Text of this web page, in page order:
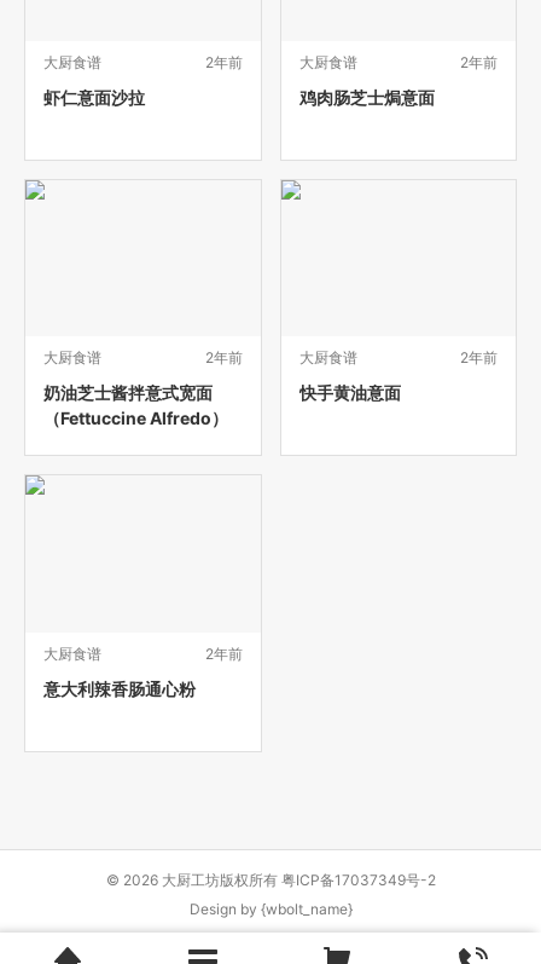
大厨食谱 2年前
虾仁意面沙拉
大厨食谱 2年前
鸡肉肠芝士焗意面
大厨食谱 2年前
奶油芝士酱拌意式宽面
（Fettuccine Alfredo）
大厨食谱 2年前
快手黄油意面
大厨食谱 2年前
意大利辣香肠通心粉
© 2026 大厨工坊版权所有 粤ICP备17037349号-2
Design by {wbolt_name}